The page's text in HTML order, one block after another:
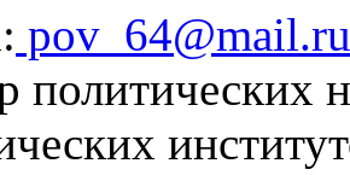
pov_64@mail.ru
политических